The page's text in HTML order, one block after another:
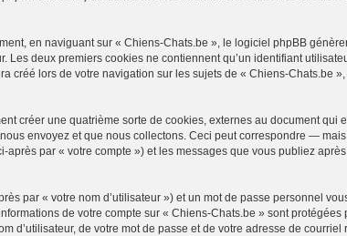
en naviguant sur « Chiens-Chats.be », le logiciel phpBB
deux premiers cookies ne contiennent qu’un identifiant
créé lors de votre navigation sur les sujets de « Chiens-Chats.be
créer une quatrième sorte de cookies, externes au document
envoyez et que nous collectons. Ceci peut correspondre —
après par « votre compte ») et les messages que vous publiez
par « votre nom d’utilisateur ») et un mot de passe personnel
de votre compte sur « Chiens-Chats.be » sont
d’utilisateur, de votre mot de passe et de votre adresse de